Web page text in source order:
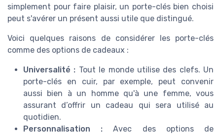
simplement pour faire plaisir, un porte-clés bien choisi
peut s'avérer un présent aussi utile que distingué.
Voici quelques raisons de considérer les porte-clés
comme des options de cadeaux :
Universalité : Tout le monde utilise des clefs. Un
porte-clés en cuir, par exemple, peut convenir
aussi bien à un homme qu'à une femme, vous
assurant d’offrir un cadeau qui sera utilisé au
quotidien.
Personnalisation : Avec des options de